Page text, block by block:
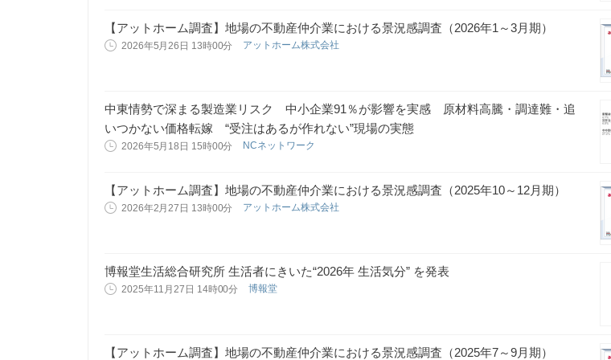
【アットホーム調査】地場の不動産仲介業における景況感調査（2026年1～3月期）
2026年5月26日 13時00分 アットホーム株式会社
中東情勢で深まる製造業リスク 中小企業91％が影響を実感 原材料高騰・調達難・追
いつかない価格転嫁 “受注はあるが作れない”現場の実態
2026年5月18日 15時00分 NCネットワーク
【アットホーム調査】地場の不動産仲介業における景況感調査（2025年10～12月期）
2026年2月27日 13時00分 アットホーム株式会社
博報堂生活総合研究所 生活者にきいた“2026年 生活気分” を発表
2025年11月27日 14時00分 博報堂
【アットホーム調査】地場の不動産仲介業における景況感調査（2025年7～9月期）